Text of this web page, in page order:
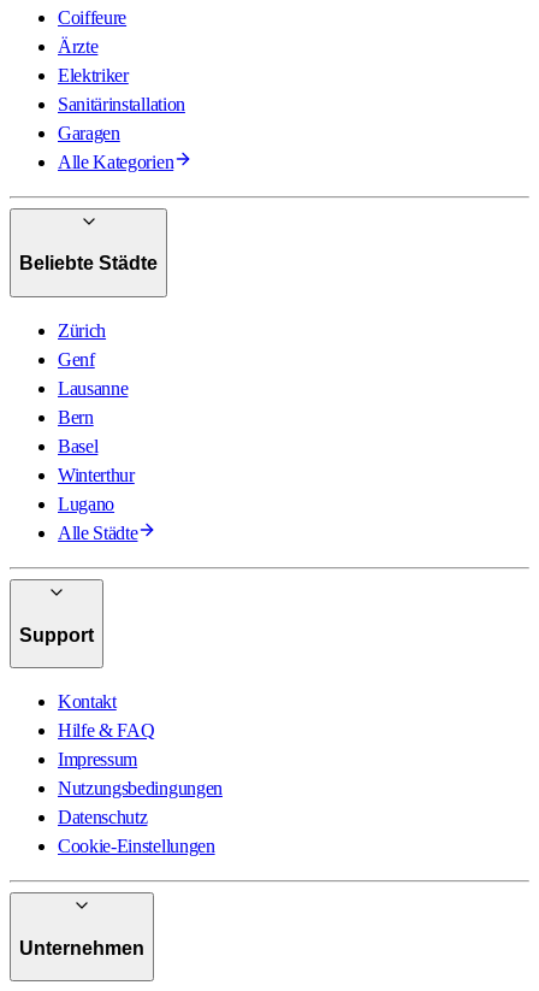
Coiffeure
Ärzte
Elektriker
Sanitärinstallation
Garagen
Alle Kategorien
Beliebte Städte
Zürich
Genf
Lausanne
Bern
Basel
Winterthur
Lugano
Alle Städte
Support
Kontakt
Hilfe & FAQ
Impressum
Nutzungsbedingungen
Datenschutz
Cookie-Einstellungen
Unternehmen